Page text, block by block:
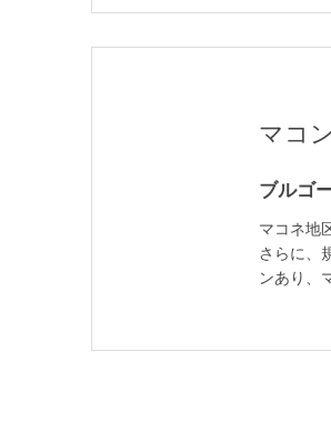
マコ
ブルゴ
マコネ地
さらに、
ンあり、